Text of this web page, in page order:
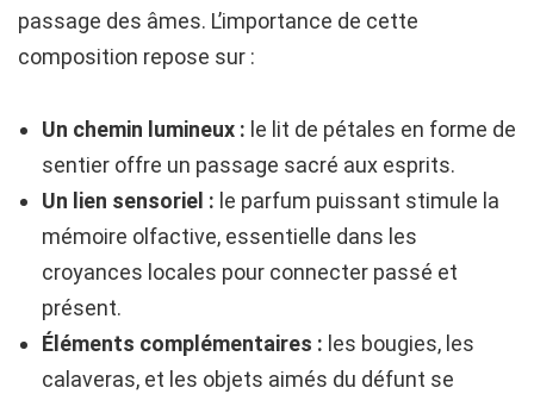
passage des âmes. L’importance de cette
composition repose sur :
Un chemin lumineux : le lit de pétales en forme de
sentier offre un passage sacré aux esprits.
Un lien sensoriel : le parfum puissant stimule la
mémoire olfactive, essentielle dans les
croyances locales pour connecter passé et
présent.
Éléments complémentaires : les bougies, les
calaveras, et les objets aimés du défunt se